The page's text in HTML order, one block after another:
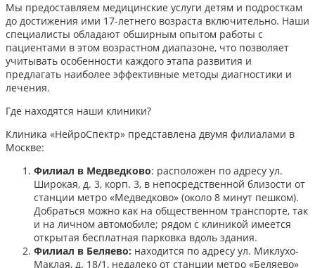
Мы предоставляем медицинские услуги детям и подросткам
до достижения ими 17-летнего возраста включительно. Наши
специалисты обладают обширным опытом работы с
пациентами в этом возрастном диапазоне, что позволяет
учитывать особенности каждого этапа развития и
предлагать наиболее эффективные методы диагностики и
лечения.​
Где находятся наши клиники?
Клиника «НейроСпектр» представлена двумя филиалами в
Москве:​
Филиал в Медведково: расположен по адресу ул.
Широкая, д. 3, корп. 3, в непосредственной близости от
станции метро «Медведково» (около 8 минут пешком).
Добраться можно как на общественном транспорте, так
и на личном автомобиле; рядом с клиникой имеется
открытая бесплатная парковка вдоль здания.
Филиал в Беляево: находится по адресу ул. Миклухо-
Маклая, д. 18/1, недалеко от станции метро «Беляево»